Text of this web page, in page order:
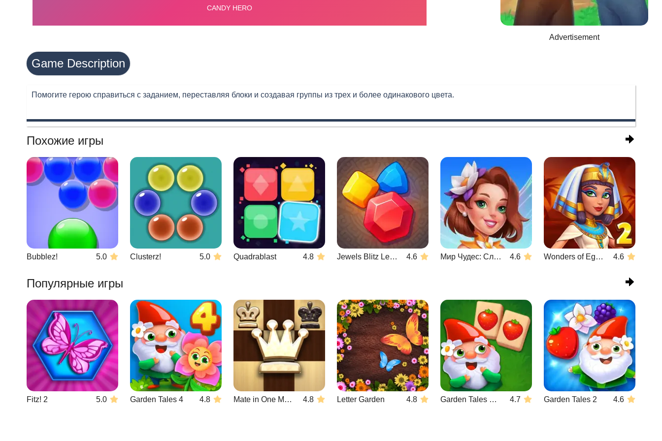
Advertisement
Game Description
Помогите герою справиться с заданием, переставляя блоки и создавая группы из трех и более одинакового цвета.
Похожие игры
Bubblez! 5.0 Clusterz! 5.0 Quadrablast 4.8 Jewels Blitz Legends 4.6 Мир Чудес: Слияние и Магия 4.6 Wonders of Egypt Match 2 4.6
Популярные игры
Fitz! 2 5.0 Garden Tales 4 4.8 Mate in One Move 4.8 Letter Garden 4.8 Garden Tales Mahjong 4.7 Garden Tales 2 4.6